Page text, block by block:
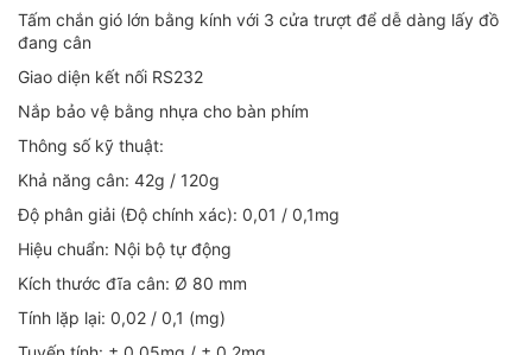
Tấm chắn gió lớn bằng kính với 3 cửa trượt để dễ dàng lấy đồ
đang cân
Giao diện kết nối RS232
Nắp bảo vệ bằng nhựa cho bàn phím
Thông số kỹ thuật:
Khả năng cân: 42g / 120g
Độ phân giải (Độ chính xác): 0,01 / 0,1mg
Hiệu chuẩn: Nội bộ tự động
Kích thước đĩa cân: Ø 80 mm
Tính lặp lại: 0,02 / 0,1 (mg)